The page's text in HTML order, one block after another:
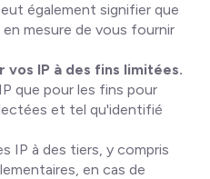
également signifier que
mesure de vous fournir
vos IP à des fins limitées.
que pour les fins pour
et tel qu'identifié
IP à des tiers, y compris
en cas de